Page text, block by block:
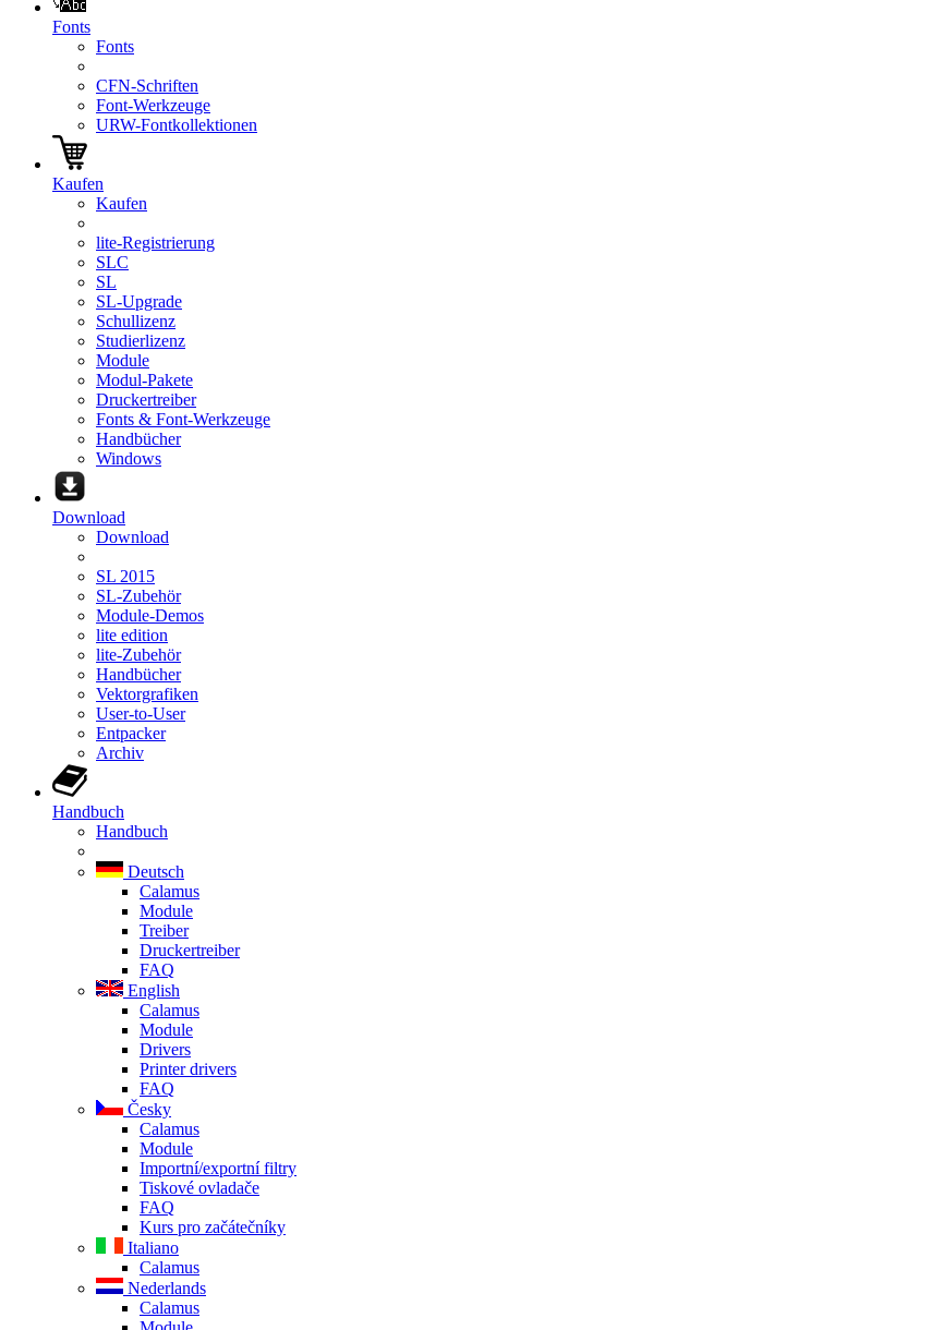
Fonts
Fonts
CFN-Schriften
Font-Werkzeuge
URW-Fontkollektionen
Kaufen
Kaufen
lite-Registrierung
SLC
SL
SL-Upgrade
Schullizenz
Studierlizenz
Module
Modul-Pakete
Druckertreiber
Fonts & Font-Werkzeuge
Handbücher
Windows
Download
Download
SL 2015
SL-Zubehör
Module-Demos
lite edition
lite-Zubehör
Handbücher
Vektorgrafiken
User-to-User
Entpacker
Archiv
Handbuch
Handbuch
Deutsch
Calamus
Module
Treiber
Druckertreiber
FAQ
English
Calamus
Module
Drivers
Printer drivers
FAQ
Česky
Calamus
Module
Importní/exportní filtry
Tiskové ovladače
FAQ
Kurs pro začátečníky
Italiano
Calamus
Nederlands
Calamus